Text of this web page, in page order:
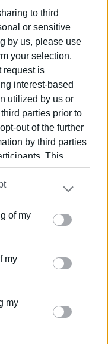
to third
or sensitive
by us, please use
your selection.
request is
interest-based
utilized by us or
parties prior to
out of the further
by third parties
This
by us to third parties
that may
one or more
store information
deny consent to
your data for
of my
my
my
λυπηρό αλλά
η δυσαρέσκεια
Εκκλησίας, σε
να αποδεχθούμε
ήδη βαρύ κλίμα των
όχι η
μας, η ελπίδα και
μας».